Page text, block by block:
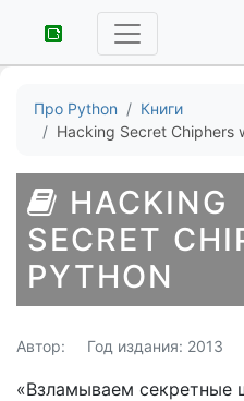
Про Python
Книги
Hacking Secret Chiphers
HACKING
SECRET
PYTHON
Автор: Год издания: 2013
«Взламываем секретные